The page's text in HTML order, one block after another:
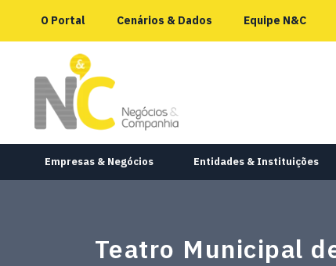
O Portal Cenários & Dados Equipe N&C
Empresas & Negócios Entidades & Instituições
Teatro Municipal